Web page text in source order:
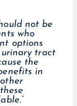
not be
who
options
urinary tract
the
in